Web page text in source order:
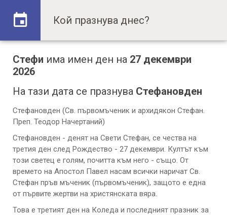
Стефи има имен ден на 27 декември
2026
На тази дата се празнува Стефановден
Стефановден (Св. първомъченик и архидякон Стефан.
Преп. Теодор Начертаний)
Стефановден - денят на Свети Стефан, се чества на
третия ден след Рождество - 27 декември. Култът към
този светец е голям, почитта към него - също. От
времето на Апостол Павел насам всички наричат Св.
Стефан пръв мъченик (първомъченик), защото е една
от първите жертви на христянската вяра.
Това е третият ден на Коледа и последният празник за